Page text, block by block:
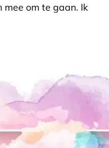
mee om te gaan. Ik